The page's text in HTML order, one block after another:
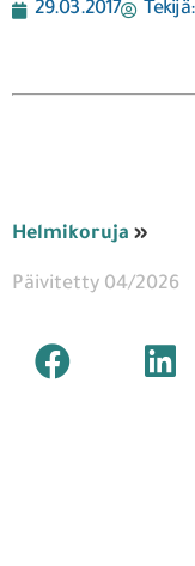
29.03.2017 Tekijä:
Helmikoruja »
Päivitetty 04/2026